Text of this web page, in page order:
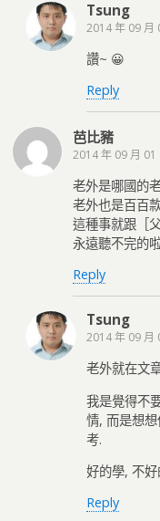
Tsung
2014 年 09 月
讚~ 😀
Reply
芭比豬
2014 年 09 月 01
老外是哪國的
老外也是百百
這種事就跟［
永遠聽不完的
Reply
Tsung
2014 年 09 月
老外就在文
我是覺得不
情, 而是想
考.
好的學, 不
Reply